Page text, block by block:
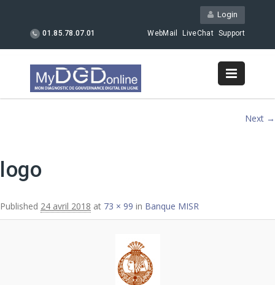
Login
01.85.78.07.01 WebMail LiveChat Support
Next →
logo
Published 24 avril 2018 at 73 × 99 in Banque MISR